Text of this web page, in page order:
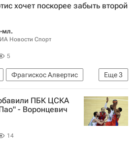
Россия
хочет поскорее забыть второй
мл.
Новости Спорт
5
Еще3
Фрагискос Алвертис
Евролига
ПБК ЦСКА
- Воронцевич
14